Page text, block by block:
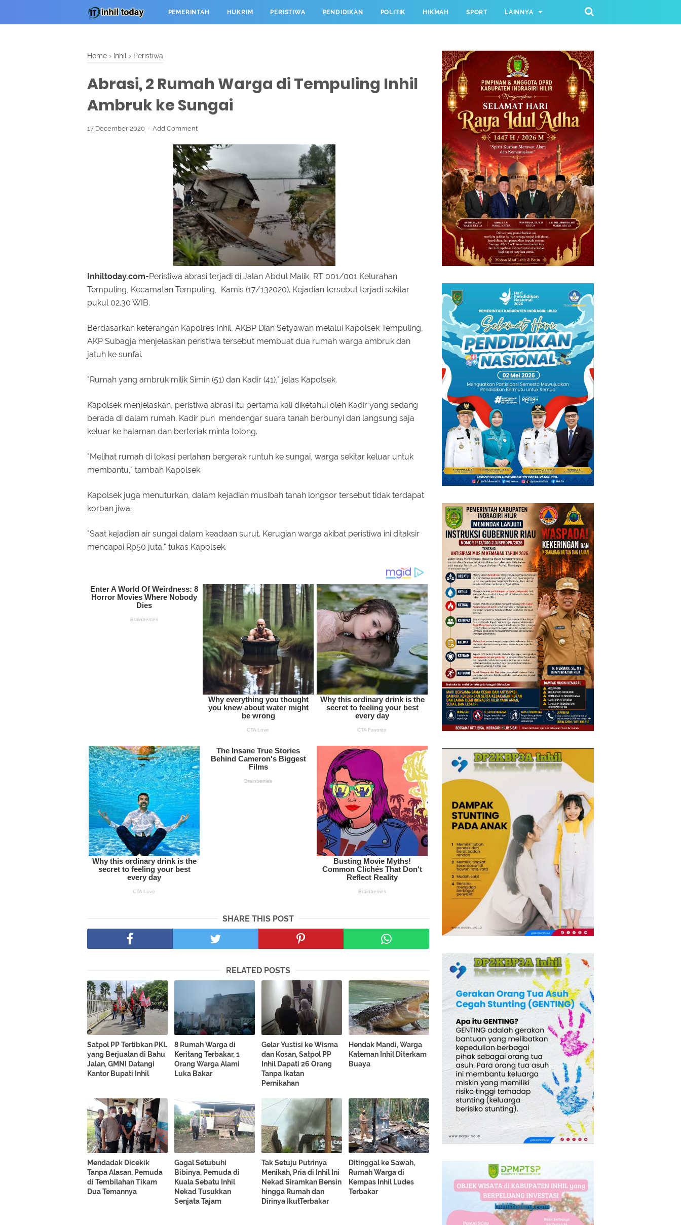
PEMERINTAH HUKRIM PERISTIWA PENDIDIKAN POLITIK HIKMAH SPORT LAINNYA
Home › Inhil › Peristiwa
Abrasi, 2 Rumah Warga di Tempuling Inhil
Ambruk ke Sungai
17 December 2020 Add Comment
Inhiltoday.com-Peristiwa abrasi terjadi di Jalan Abdul Malik, RT 001/001 Kelurahan
Tempuling, Kecamatan Tempuling, Kamis (17/132020). Kejadian tersebut terjadi sekitar
pukul 02.30 WIB.
Berdasarkan keterangan Kapolres Inhil, AKBP Dian Setyawan melalui Kapolsek Tempuling,
AKP Subagja menjelaskan peristiwa tersebut membuat dua rumah warga ambruk dan
jatuh ke sunfai.
"Rumah yang ambruk milik Simin (51) dan Kadir (41)," jelas Kapolsek.
Kapolsek menjelaskan, peristiwa abrasi itu pertama kali diketahui oleh Kadir yang sedang
berada di dalam rumah. Kadir pun mendengar suara tanah berbunyi dan langsung saja
keluar ke halaman dan berteriak minta tolong.
"Melihat rumah di lokasi perlahan bergerak runtuh ke sungai, warga sekitar keluar untuk
membantu," tambah Kapolsek.
Kapolsek juga menuturkan, dalam kejadian musibah tanah longsor tersebut tidak terdapat
korban jiwa.
"Saat kejadian air sungai dalam keadaan surut. Kerugian warga akibat peristiwa ini ditaksir
mencapai Rp50 juta," tukas Kapolsek.
SHARE THIS POST
RELATED POSTS
Satpol PP Tertibkan PKL
yang Berjualan di Bahu
Jalan, GMNI Datangi
Kantor Bupati Inhil
8 Rumah Warga di
Keritang Terbakar, 1
Orang Warga Alami
Luka Bakar
Gelar Yustisi ke Wisma
dan Kosan, Satpol PP
Inhil Dapati 26 Orang
Tanpa Ikatan
Pernikahan
Hendak Mandi, Warga
Kateman Inhil Diterkam
Buaya
Mendadak Dicekik
Tanpa Alasan, Pemuda
di Tembilahan Tikam
Dua Temannya
Gagal Setubuhi
Bibinya, Pemuda di
Kuala Sebatu Inhil
Nekad Tusukkan
Senjata Tajam
Tak Setuju Putrinya
Menikah, Pria di Inhil Ini
Nekad Siramkan Bensin
hingga Rumah dan
Dirinya IkutTerbakar
Ditinggal ke Sawah,
Rumah Warga di
Kempas Inhil Ludes
Terbakar